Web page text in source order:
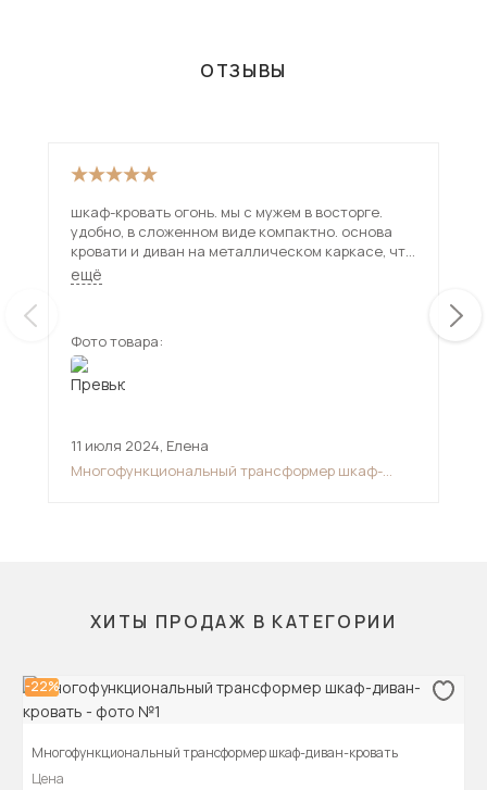
шт.
ОТЗЫВЫ
шкаф-кровать огонь. мы с мужем в восторге.
удобно, в сложенном виде компактно. основа
кровати и диван на металлическом каркасе, что
делает ее не убиваемой. собрали часа за три.
очень жаль, что расцветок дивана мало, я очень
держат кровать в разобранном виде, она все
равно поднимается кверху
ещё
Фото товара:
11 июля 2024, Елена
Многофункциональный трансформер шкаф-
ХИТЫ ПРОДАЖ В КАТЕГОРИИ
-22%
Многофункциональный трансформер шкаф-диван-кровать
Цена